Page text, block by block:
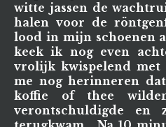
witte jassen de
halen voor de
lood in mijn schoenen
keek ik nog even
vrolijk kwispelend
me nog herinneren
koffie of thee
verontschuldigde